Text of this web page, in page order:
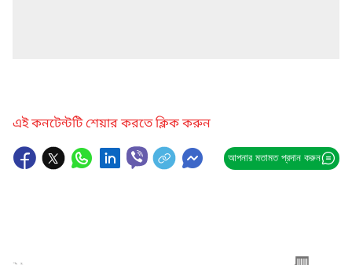
এই কনটেন্টটি শেয়ার করতে ক্লিক করুন
আপনার মতামত প্রদান করুন